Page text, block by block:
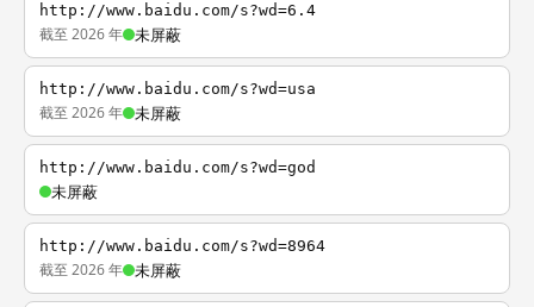
http://www.baidu.com/s?wd=6.4
截至 2026 年 未屏蔽
http://www.baidu.com/s?wd=usa
截至 2026 年 未屏蔽
http://www.baidu.com/s?wd=god
未屏蔽
http://www.baidu.com/s?wd=8964
截至 2026 年 未屏蔽